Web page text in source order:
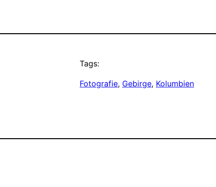
Tags:
Fotografie, Gebirge, Kolumbien